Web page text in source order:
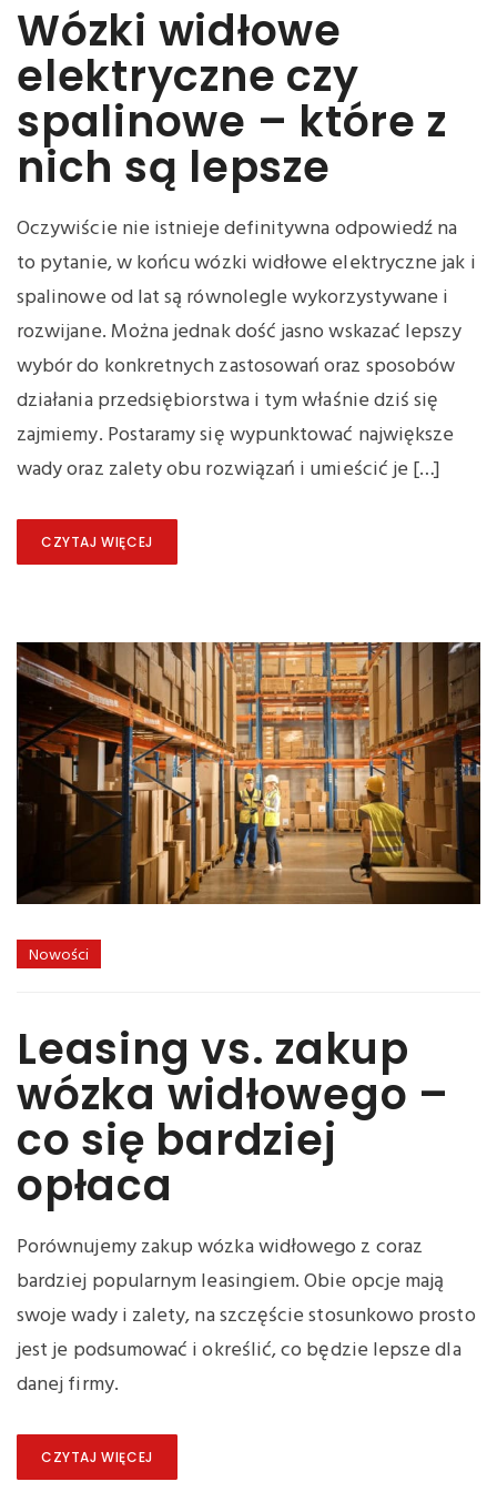
Wózki widłowe
elektryczne czy
spalinowe – które z
nich są lepsze
Oczywiście nie istnieje definitywna odpowiedź na
to pytanie, w końcu wózki widłowe elektryczne jak i
spalinowe od lat są równolegle wykorzystywane i
rozwijane. Można jednak dość jasno wskazać lepszy
wybór do konkretnych zastosowań oraz sposobów
działania przedsiębiorstwa i tym właśnie dziś się
zajmiemy. Postaramy się wypunktować największe
wady oraz zalety obu rozwiązań i umieścić je […]
CZYTAJ WIĘCEJ
Nowości
Leasing vs. zakup
wózka widłowego –
co się bardziej
opłaca
Porównujemy zakup wózka widłowego z coraz
bardziej popularnym leasingiem. Obie opcje mają
swoje wady i zalety, na szczęście stosunkowo prosto
jest je podsumować i określić, co będzie lepsze dla
danej firmy.
CZYTAJ WIĘCEJ